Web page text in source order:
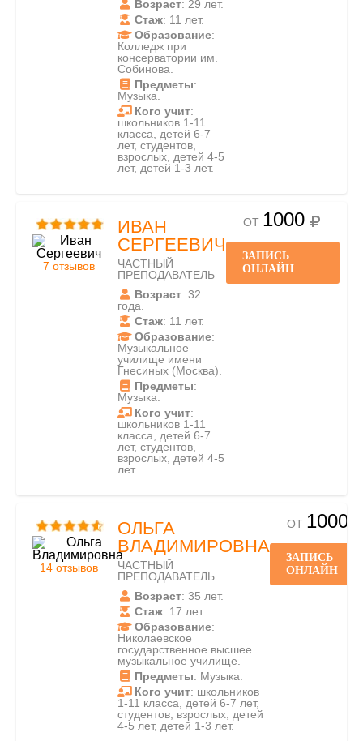
Возраст: 29 лет.
Стаж: 11 лет.
Образование:
Колледж при
консерватории им.
Собинова.
Предметы:
Музыка.
Кого учит:
школьников 1-11
класса, детей 6-7
лет, студентов,
взрослых, детей 4-5
лет, детей 1-3 лет.
7 отзывов
ИВАН
СЕРГЕЕВИЧ
ЧАСТНЫЙ
ПРЕПОДАВАТЕЛЬ
Возраст: 32
года.
Стаж: 11 лет.
Образование:
Музыкальное
училище имени
Гнесиных (Москва).
Предметы:
Музыка.
Кого учит:
школьников 1-11
класса, детей 6-7
лет, студентов,
взрослых, детей 4-5
лет.
ОТ 1000
ЗАПИСЬ
ОНЛАЙН
14 отзывов
ОЛЬГА
ВЛАДИМИРОВНА
ЧАСТНЫЙ
ПРЕПОДАВАТЕЛЬ
Возраст: 35 лет.
Стаж: 17 лет.
Образование:
Николаевское
государственное высшее
музыкальное училище.
Предметы: Музыка.
Кого учит: школьников
1-11 класса, детей 6-7 лет,
студентов, взрослых, детей
4-5 лет, детей 1-3 лет.
ОТ 1000
ЗАПИСЬ
ОНЛАЙН